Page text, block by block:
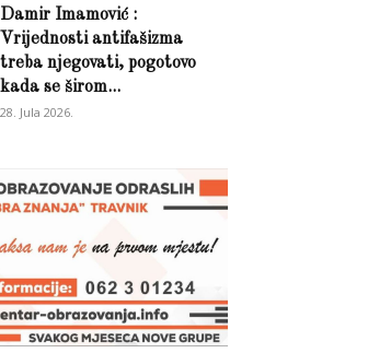
Damir Imamović :
Vrijednosti antifašizma
treba njegovati, pogotovo
kada se širom...
28. Jula 2026.